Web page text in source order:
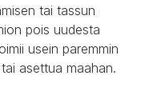
tai tassun
pois uudesta
usein paremmin
asettua maahan.